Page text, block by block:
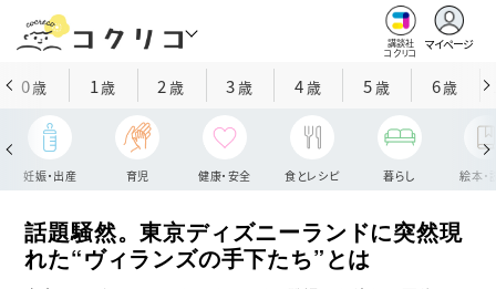
講談社
コクリコ
マイページ
0歳 1歳 2 歳 3歳 4歳 5歳 6歳
妊娠・出産 育児 健康・安全 食とレシピ 暮らし 絵本・
話題騒然。東京ディズニーランドに突然現
れた“ヴィランズの手下たち”とは